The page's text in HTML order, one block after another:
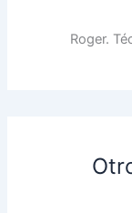
Roger.